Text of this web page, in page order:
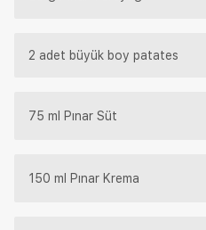
2 adet büyük boy patates
75 ml Pınar Süt
150 ml Pınar Krema